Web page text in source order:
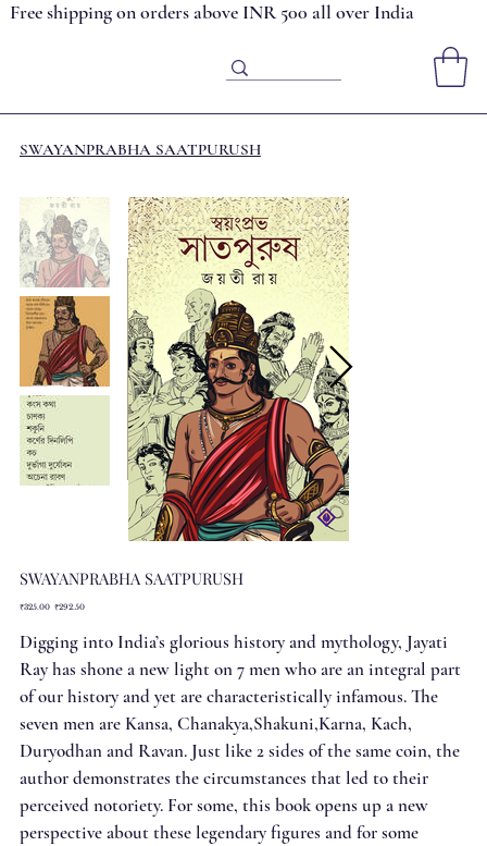
Free shipping on orders above INR 500 all over India
SWAYANPRABHA SAATPURUSH
SWAYANPRABHA SAATPURUSH
Original
₹325.00 Sale
₹292.50
Digging into India’s glorious history and mythology, Jayati
Ray has shone a new light on 7 men who are an integral part
of our history and yet are characteristically infamous. The
seven men are Kansa, Chanakya,Shakuni,Karna, Kach,
Duryodhan and Ravan. Just like 2 sides of the same coin, the
author demonstrates the circumstances that led to their
perceived notoriety. For some, this book opens up a new
perspective about these legendary figures and for some